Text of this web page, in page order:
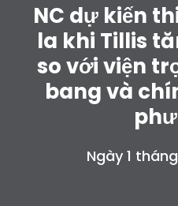
NC dự kiến
la khi Tillis
so với viện
bang và
Ngày 1